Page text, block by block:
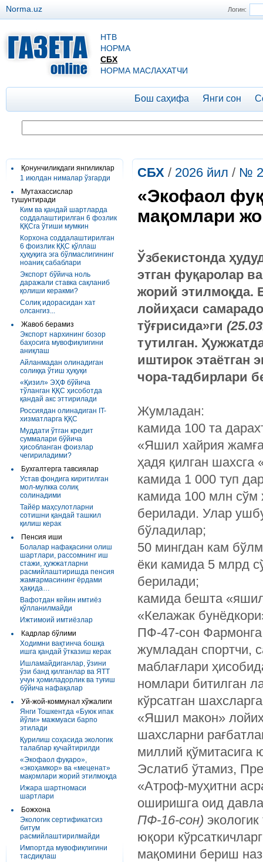
Логин:
Norma.uz
НТВ
НОРМА
СБХ
НОРМА МАСЛАХАТЧИ
Бош саҳифа Янги сон
Қонунчиликдаги янгиликлар
1 июлдан нималар ўзгарди
Мутахассислар
тушунтиради
Ким ва қандай шартларда
соддалаштирилган 6 фозлик
ҚҚСга ўтиши мумкин
Корхона соддалаштирилган
6 фоизлик ҚҚС қўллаш
ҳуқуқига эга бўлмаслигининг
ноаниқ сабаблари
Экспорт бўйича ноль
даражали ставка сақланиб
қолиши керакми?
Солиқ идорасидан хат
олсангиз...
Жавоб берамиз
Экспорт нархининг бозор
баҳосига мувофиқлигини
аниқлаш
Айланмадан олинадиган
солиққа ўтиш ҳуқуқи
«Қизил» ЭҲФ бўйича
тўланган ҚҚС ҳисоботда
қандай акс эттирилади
Россиядан олинадиган IT-
хизматларга ҚҚС
Муддати ўтган кредит
суммалари бўйича
ҳисобланган фоизлар
чегириладими?
Бухгалтерга тавсиялар
Устав фондига киритилган
мол-мулкка солиқ
солинадими
Тайёр маҳсулотларни
сотишни қандай ташкил
қилиш керак
Пенсия иши
Болалар нафақасини олиш
шартлари, рассомнинг иш
стажи, ҳужжатларни
расмийлаштиришда пенсия
жамғармасининг ёрдами
ҳақида…
Вафотдан кейин имтиёз
қўлланилмайди
Ижтимоий имтиёзлар
Кадрлар бўлими
Ходимни вақтинча бошқа
ишга қандай ўтказиш керак
Ишламайдиганлар, ўзини
ўзи банд қилганлар ва ЯТТ
учун ҳомиладорлик ва туғиш
бўйича нафақалар
Уй-жой-коммунал хўжалиги
Янги Тошкентда «Буюк ипак
йўли» мажмуаси барпо
этилади
Қурилиш соҳасида экологик
талаблар кучайтирилди
«Экофаол фуқаро»,
«экоҳамкор» ва «меценат»
мақомлари жорий этилмоқда
Ижара шартномаси
шартлари
Божхона
Экологик сертификатсиз
битум
расмийлаштирилмайди
Импортда мувофиқлигини
тасдиқлаш
СБХ / 2026 йил / №
«Экофаол
мақомлари
Ўзбекистонда
этган фуқаролар
жорий этилмоқда.
лойиҳаси
тўғрисида»ги
тутилган.
иштирок этаётган
чора-тадбирлари
Жумладан:
камида 100 та
«Яшил хайрия
ҳадя қилган
камида 1 000 туп
камида 100 млн сўм
берилади. Улар
бўладилар;
50 мингдан кам
ёки камида 5 млрд
берилади;
камида бешта
«Келажак
ПФ-47-сон
жумладан спортчи,
маблағлари
номлари битилган
кўрсатган
«Яшил макон»
шахсларни
миллий қўмитасига
Эслатиб ўтамиз,
«Атроф-муҳитни
оширишга оид
ПФ-16-сон)
юқори
мақомини бериш